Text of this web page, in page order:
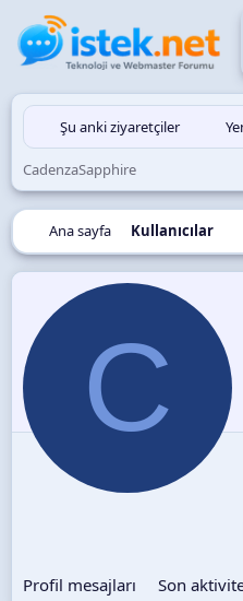
Şu anki ziyaretçiler
CadenzaSapphire
Ana sayfa Kullanıcılar
C
Profil mesajları Son